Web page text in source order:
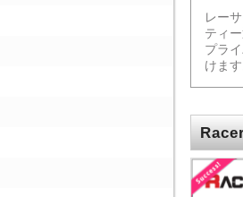
レー
ティ
プラ
けます